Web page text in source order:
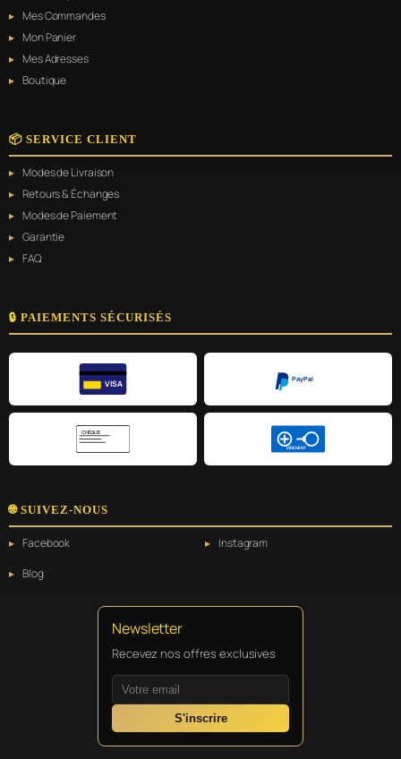
Mes Commandes
Mon Panier
Mes Adresses
Boutique
📦 SERVICE CLIENT
Modes de Livraison
Retours & Échanges
Modes de Paiement
Garantie
FAQ
🔒 PAIEMENTS SÉCURISÉS
VISA
PayPal
CHÈQUE
VIREMENT
🌐 SUIVEZ-NOUS
Facebook
Instagram
Blog
Newsletter
Recevez nos offres exclusives
S'inscrire